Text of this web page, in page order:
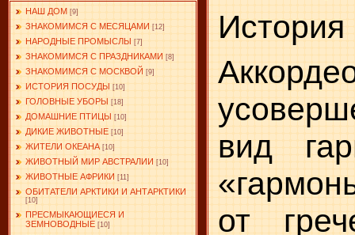
НАШ ДОМ [9]
ЗНАКОМИМСЯ С МЕСЯЦАМИ [12]
НАРОДНЫЕ ПРОМЫСЛЫ [7]
ЗНАКОМИМСЯ С ПРАЗДНИКАМИ [8]
ЗНАКОМИМСЯ С МОСКВОЙ [9]
ИСТОРИЯ ПОСУДЫ [10]
ГОЛОВНЫЕ УБОРЫ [18]
ДОМАШНИЕ ПТИЦЫ [10]
ДИКИЕ ЖИВОТНЫЕ [10]
ЖИТЕЛИ ОКЕАНА [10]
ЖИВОТНЫЙ МИР АВСТРАЛИИ [10]
ЖИВОТНЫЕ АФРИКИ [11]
ОБИТАТЕЛИ АРКТИКИ И АНТАРКТИКИ
[10]
ПРЕСМЫКАЮЩИЕСЯ И
ЗЕМНОВОДНЫЕ [10]
История
вид
от